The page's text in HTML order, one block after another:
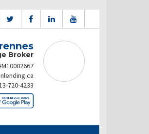
Broker
720-4233